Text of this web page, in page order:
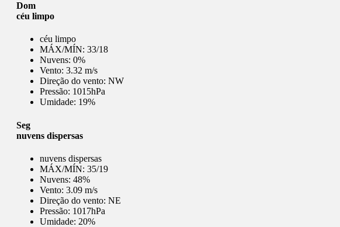
Dom
céu limpo
céu limpo
MÁX/MÍN: 33/18
Nuvens: 0%
Vento: 3.32 m/s
Direção do vento: NW
Pressão: 1015hPa
Umidade: 19%
Seg
nuvens dispersas
nuvens dispersas
MÁX/MÍN: 35/19
Nuvens: 48%
Vento: 3.09 m/s
Direção do vento: NE
Pressão: 1017hPa
Umidade: 20%